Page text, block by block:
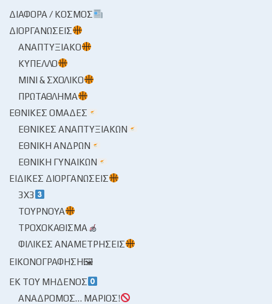
ΔΙΆΦΟΡΑ / ΚΌΣΜΟΣ
ΔΙΟΡΓΑΝΏΣΕΙΣ
ΑΝΑΠΤΥΞΙΑΚΌ
ΚΎΠΕΛΛΟ
ΜΊΝΙ & ΣΧΟΛΙΚΌ
ΠΡΩΤΆΘΛΗΜΑ
ΕΘΝΙΚΈΣ ΟΜΆΔΕΣ
ΕΘΝΙΚΈΣ ΑΝΑΠΤΥΞΙΑΚΏΝ
ΕΘΝΙΚΉ ΑΝΔΡΏΝ
ΕΘΝΙΚΉ ΓΥΝΑΙΚΏΝ
ΕΙΔΙΚΈΣ ΔΙΟΡΓΑΝΏΣΕΙΣ
3X3
ΤΟΥΡΝΟΥΆ
ΤΡΟΧΟΚΆΘΙΣΜΑ
ΦΙΛΙΚΈΣ ΑΝΑΜΕΤΡΉΣΕΙΣ
ΕΙΚΟΝΟΓΡΆΦΗΣΗ🖼
ΕΚ ΤΟΥ ΜΗΔΕΝΌΣ
ΑΝΆΔΡΟΜΟΣ… ΜΆΡΙΟΣ!